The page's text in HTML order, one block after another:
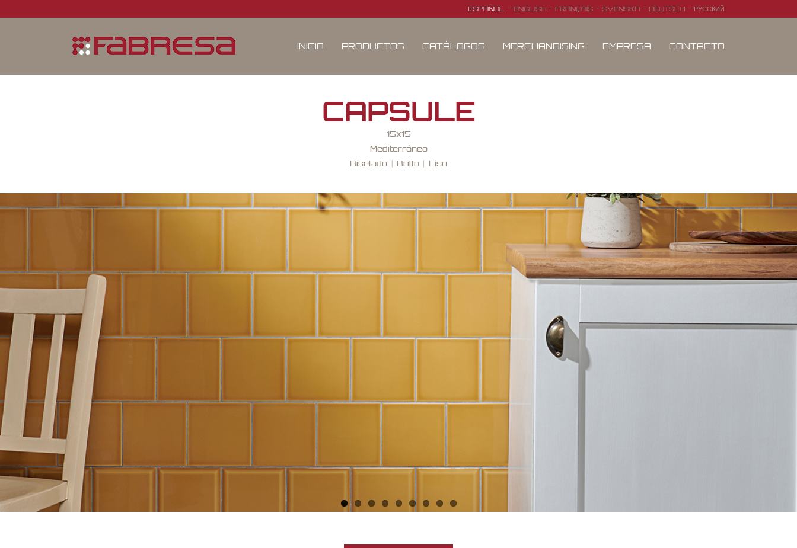
ESPAÑOL ENGLISH FRANÇAIS SVENSKA DEUTSCH РУССКИЙ
INICIO PRODUCTOS CATÁLOGOS MERCHANDISING EMPRESA CONTACTO
CAPSULE
15x15
Mediterráneo
Biselado
Brillo Liso